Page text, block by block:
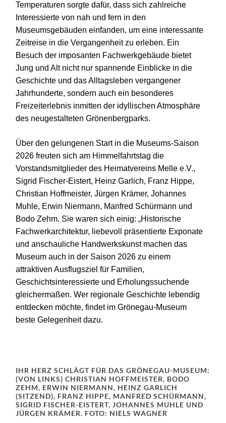
Temperaturen sorgte dafür, dass sich zahlreiche
Interessierte von nah und fern in den
Museumsgebäuden einfanden, um eine interessante
Zeitreise in die Vergangenheit zu erleben. Ein
Besuch der imposanten Fachwerkgebäude bietet
Jung und Alt nicht nur spannende Einblicke in die
Geschichte und das Alltagsleben vergangener
Jahrhunderte, sondern auch ein besonderes
Freizeiterlebnis inmitten der idyllischen Atmosphäre
des neugestalteten Grönenbergparks.
Über den gelungenen Start in die Museums-Saison
2026 freuten sich am Himmelfahrtstag die
Vorstandsmitglieder des Heimatvereins Melle e.V.,
Sigrid Fischer-Eistert, Heinz Garlich, Franz Hippe,
Christian Hoffmeister, Jürgen Krämer, Johannes
Muhle, Erwin Niermann, Manfred Schürmann und
Bodo Zehm. Sie waren sich einig: „Historische
Fachwerkarchitektur, liebevoll präsentierte Exponate
und anschauliche Handwerkskunst machen das
Museum auch in der Saison 2026 zu einem
attraktiven Ausflugsziel für Familien,
Geschichtsinteressierte und Erholungssuchende
gleichermaßen. Wer regionale Geschichte lebendig
entdecken möchte, findet im Grönegau-Museum
beste Gelegenheit dazu.
IHR HERZ SCHLÄGT FÜR DAS GRÖNEGAU-MUSEUM:
(VON LINKS) CHRISTIAN HOFFMEISTER, BODO
ZEHM, ERWIN NIERMANN, HEINZ GARLICH
(SITZEND), FRANZ HIPPE, MANFRED SCHÜRMANN,
SIGRID FISCHER-EISTERT, JOHANNES MUHLE UND
JÜRGEN KRÄMER. FOTO: NIELS WAGNER